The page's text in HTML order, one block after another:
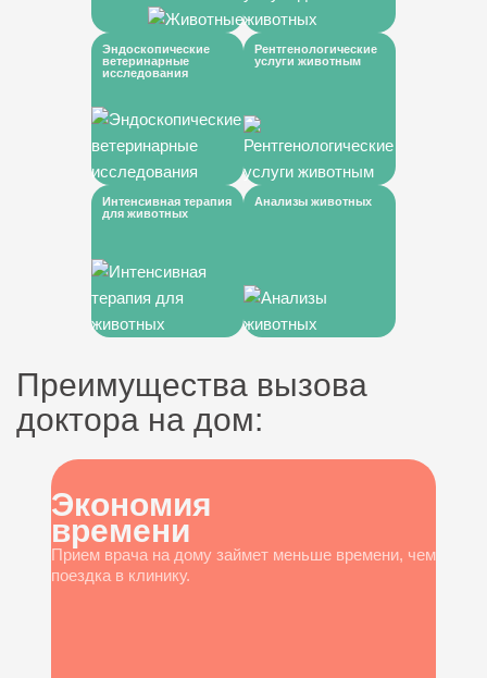
Эндоскопические
ветеринарные
исследования
Рентгенологические
услуги животным
Интенсивная терапия
для животных
Анализы животных
Преимущества вызова
доктора на дом:
Экономия
времени
Прием врача на дому займет меньше времени, чем
поездка в клинику.